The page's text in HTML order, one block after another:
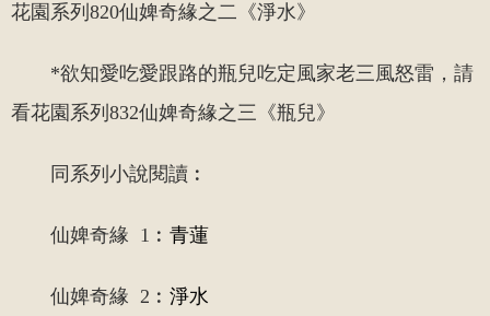
花園系列820仙婢奇緣之二《淨水》
*欲知愛吃愛跟路的瓶兒吃定風家老三風怒雷，請
看花園系列832仙婢奇緣之三《瓶兒》
同系列小說閱讀︰
仙婢奇緣 1︰ 青蓮
仙婢奇緣 2︰ 淨水